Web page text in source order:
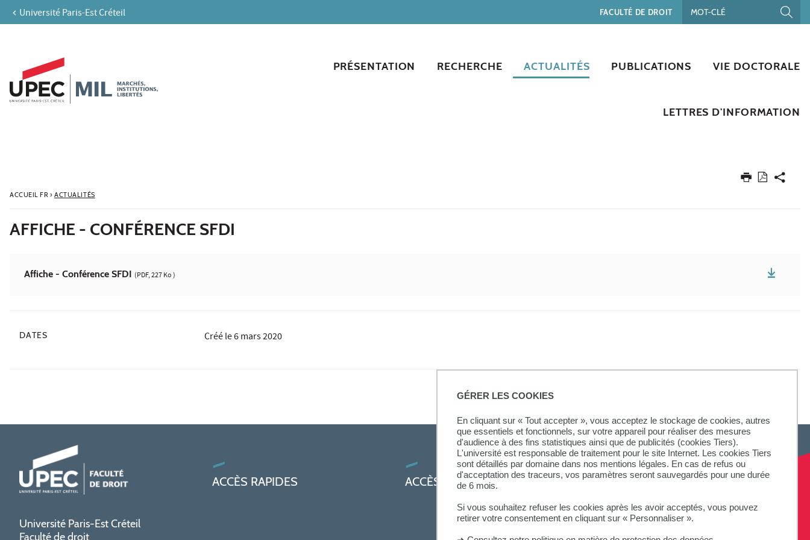
GÉRER LES COOKIES
En cliquant sur « Tout accepter », vous acceptez le stockage de cookies, autres
que essentiels et fonctionnels, sur votre appareil pour réaliser des mesures
d'audience à des fins statistiques ainsi que de publicités (cookies Tiers).
L'université est responsable de traitement pour le site Internet. Les cookies Tiers
sont détaillés par domaine dans nos mentions légales. En cas de refus ou
d'acceptation des traceurs, vos paramètres seront sauvegardés pour une durée
de 6 mois.
Si vous souhaitez refuser les cookies après les avoir acceptés, vous pouvez
retirer votre consentement en cliquant sur « Personnaliser ».
Aller au contenu
Recherche
Université Paris-Est Créteil FACULTÉ DE DROIT
PRÉSENTATION RECHERCHE ACTUALITÉS PUBLICATIONS VIE DOCTORALE
LETTRES D'INFORMATION
ACCUEIL FR› ACTUALITÉS
AFFICHE - CONFÉRENCE SFDI
Affiche - Conférence SFDI (PDF, 227 Ko )
DATES Créé le6 mars 2020
Université Paris-Est Créteil
Faculté de droit
ACCÈS RAPIDES ACCÈS PRATIQUES SUIVEZ-NOUS